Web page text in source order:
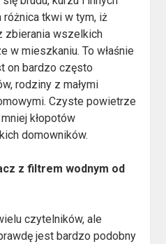
różnica tkwi w tym, iż
zbierania wszelkich
w mieszkaniu. To właśnie
on bardzo często
rodziny z małymi
Czyste powietrze
kłopotów
domowników.
z filtrem wodnym od
czytelników, ale
jest bardzo podobny